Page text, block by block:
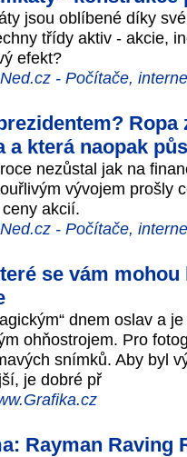
jsou oblíbené díky
třídy aktiv - akcie,
efekt?
- Počítače,
a která naopak
nezůstal jak na
vývojem prošly
akcií.
- Počítače,
se vám
dnem oslav a
ohňostrojem. Pro
snímků. Aby byl
je dobré př
Rayman